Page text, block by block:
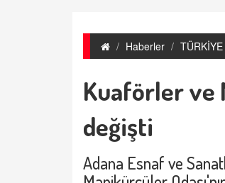
Haberler TÜRKİYE
Kuaförler ve
değişti
Adana Esnaf ve